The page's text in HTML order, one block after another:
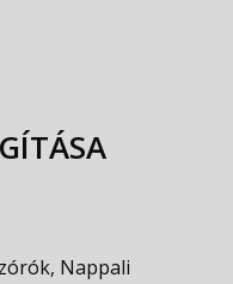
Nappali